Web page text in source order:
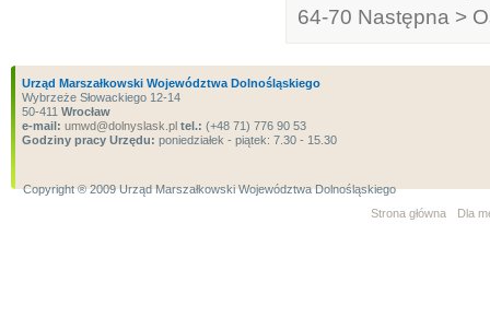
64-70 Następna >
Urząd Marszałkowski Województwa Dolnośląskiego
Wybrzeże Słowackiego 12-14
50-411 Wrocław
e-mail: umwd@dolnyslask.pl tel.: (+48 71) 776 90 53
Godziny pracy Urzędu: poniedziałek - piątek: 7.30 - 15.30
Copyright ® 2009 Urząd Marszałkowski Województwa Dolnośląskiego
Strona główna
Dla